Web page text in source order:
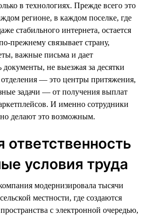
в технологиях. Прежде всего это
регионе, в каждом поселке, где
стабильного интернета, остается
прежнему связывает страну,
важные письма и дает
документы, не выезжая за десятки
— это центры притяжения,
задачи — от получения выплат
И именно сотрудники
делают это возможным.
ответственность
условия труда
модернизировала тысячи
местности, где создаются
с электронной очередью,